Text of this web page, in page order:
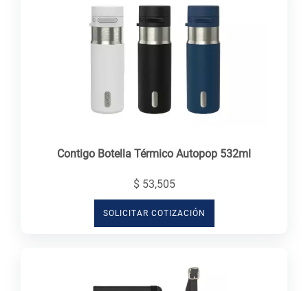
Contigo Botella Térmico Autopop 532ml
$ 53,505
SOLICITAR COTIZACIÓN